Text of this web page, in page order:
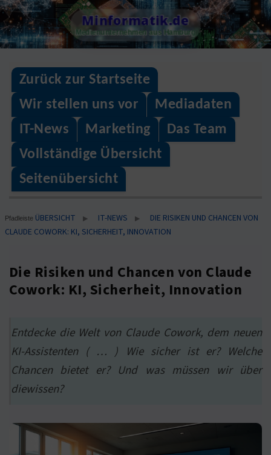
Skip
to
content
Minformatik.de
Medienunternehmen aus Hamburg
Zurück zur Startseite
Wir stellen uns vor
Mediadaten
IT-News
Marketing
Das Team
Vollständige Übersicht
Seitenübersicht
Pfadleiste ÜBERSICHT ▶ IT-NEWS ▶
DIE RISIKEN UND CHANCEN VON
CLAUDE COWORK: KI, SICHERHEIT, INNOVATION
Die Risiken und Chancen von Claude
Cowork: KI, Sicherheit, Innovation
Entdecke die Welt von Claude Cowork, dem neuen
KI-Assistenten ( … ) Wie sicher ist er? Welche
Chancen bietet er? Und was müssen wir über
diewissen?